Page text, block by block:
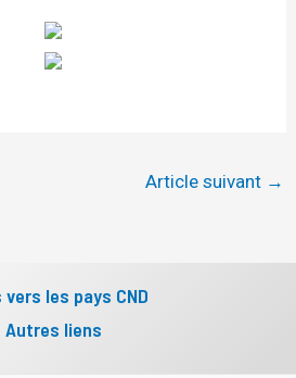
Article suivant →
vers les pays CND
Autres liens